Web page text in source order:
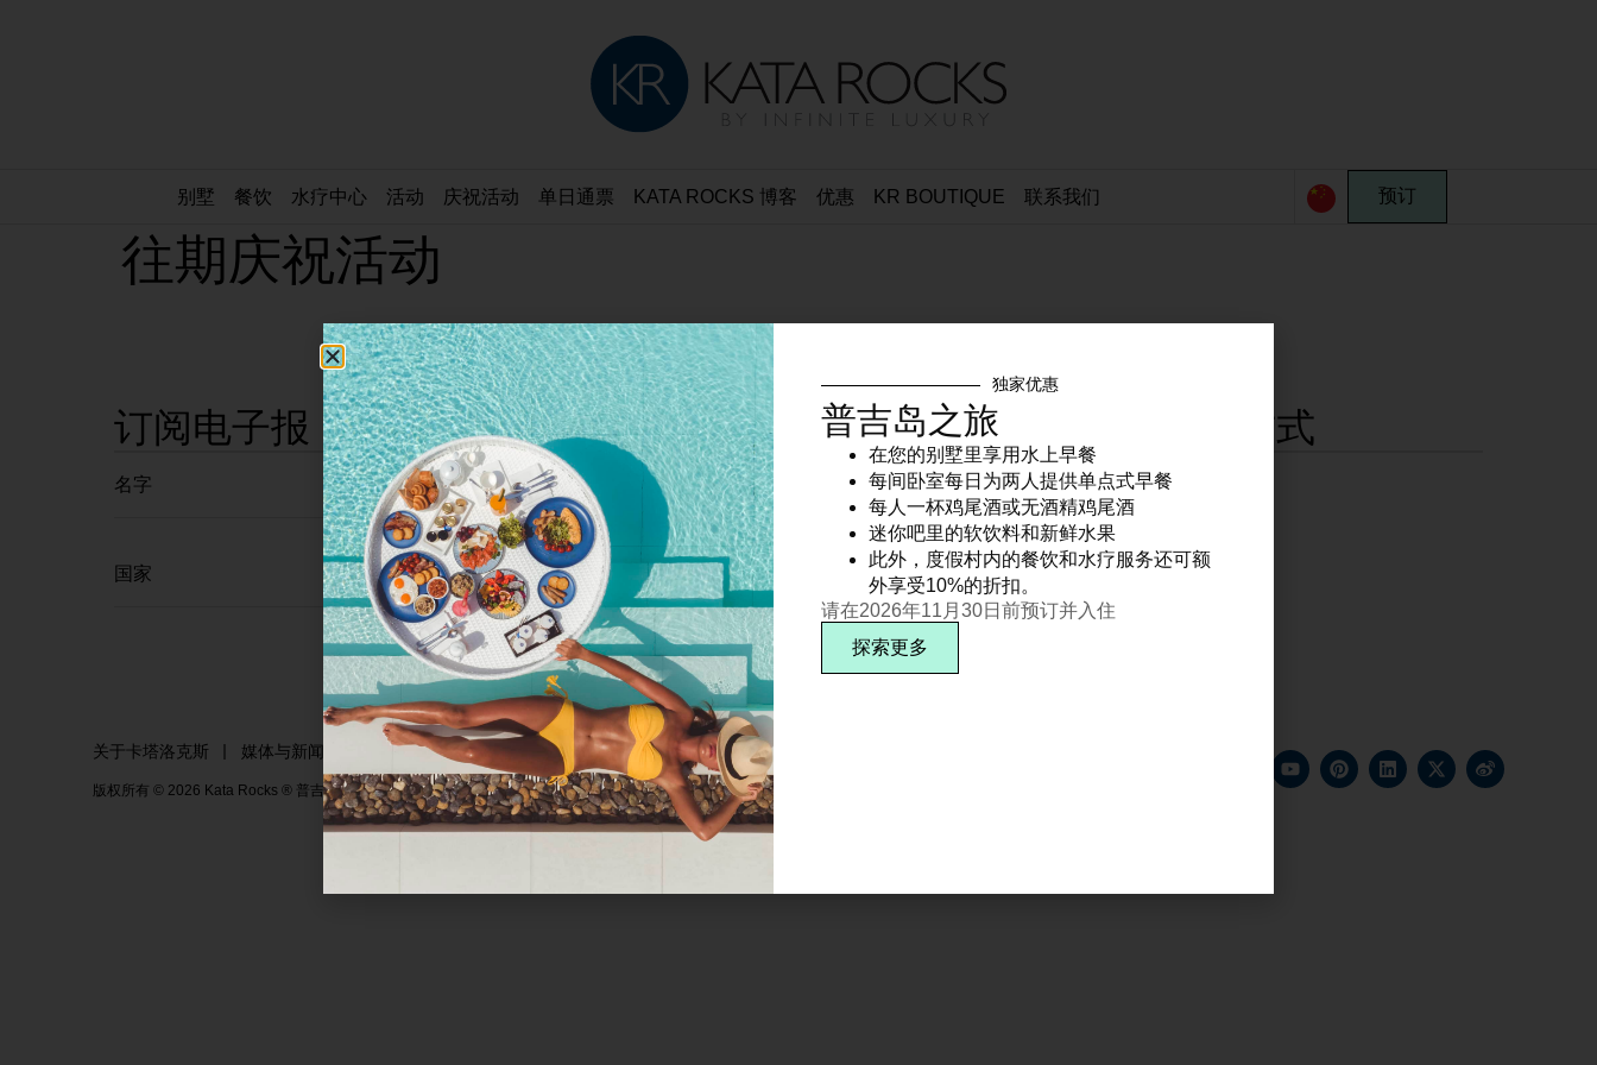
别墅 餐饮 水疗中心 活动 庆祝活动 单日通票 KATA ROCKS 博客 优惠 KR BOUTIQUE 联系我们 预订
往期庆祝活动
订阅电子报
订阅
位置与联系方式
在地图上查看
关于卡塔洛克斯 媒体与新闻 网站地图 隐私 术语 职业发展 奖项
版权所有 © 2026 Kata Rocks ® 普吉岛豪华住宅及度假村。保留所有权利。
独家优惠
普吉岛之旅
在您的别墅里享用水上早餐
每间卧室每日为两人提供单点式早餐
每人一杯鸡尾酒或无酒精鸡尾酒
迷你吧里的软饮料和新鲜水果
此外，度假村内的餐饮和水疗服务还可额
外享受10%的折扣。
请在2026年11月30日前预订并入住
探索更多